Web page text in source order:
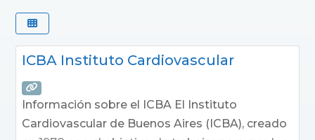
ICBA Instituto Cardiovascular
Información sobre el ICBA El Instituto
Cardiovascular de Buenos Aires (ICBA), creado